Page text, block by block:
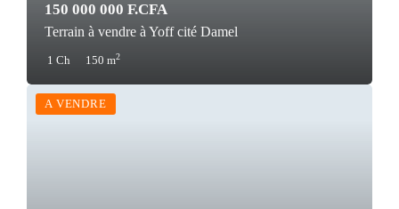
150 000 000 F.CFA
Terrain à vendre à Yoff cité Damel
1 Ch 150 m2
A VENDRE